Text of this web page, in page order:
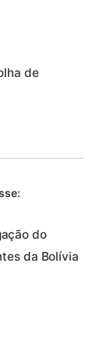
de
do
da Bolívia